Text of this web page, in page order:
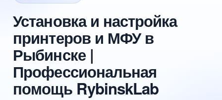
Установка и настройка
принтеров и МФУ в
Рыбинске |
Профессиональная
помощь RybinskLab